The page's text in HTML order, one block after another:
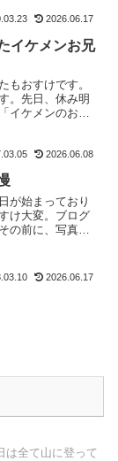
2026.06.17
イケメンお兄
もおすけです。
。先日、休み明
イケメンのお兄
・・・有り難い
2026.06.08
が始まっており
け大変。ブログ
の前に、写真も
？サイテーやな
2026.06.17
は全て山に登って